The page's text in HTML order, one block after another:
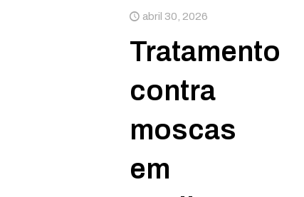
abril 30, 2026
Tratamento
contra
moscas
em